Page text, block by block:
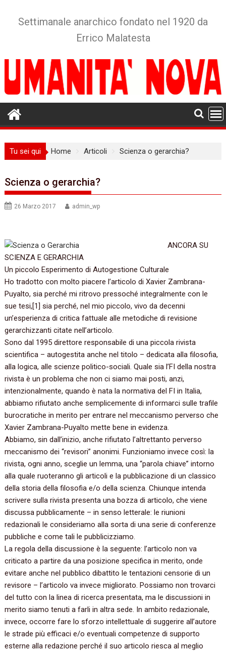
Settimanale anarchico fondato nel 1920 da
Errico Malatesta
Tu sei qui Home Articoli Scienza o gerarchia?
Scienza o gerarchia?
26 Marzo 2017 admin_wp
ANCORA SU
SCIENZA E GERARCHIA
Un piccolo Esperimento di Autogestione Culturale
Ho tradotto con molto piacere l’articolo di‭ ‬Xavier Zambrana-
Puyalto,‭ ‬sia perché mi ritrovo pressoché integralmente con le
sue tesi,‭[‬1‭] ‬sia perché,‭ ‬nel mio piccolo,‭ ‬vivo da decenni
un’esperienza di critica fattuale alle metodiche di revisione
gerarchizzanti citate nell’articolo.
Sono dal‭ ‬1995‭ ‬direttore responsabile di una piccola rivista
scientifica‭ – ‬autogestita anche nel titolo‭ – ‬dedicata alla filosofia,‭
‬alla logica,‭ ‬alle scienze politico-sociali.‭ ‬Quale sia l’FI della nostra
rivista è un problema che non ci siamo mai posti,‭ ‬anzi,‭
‬intenzionalmente,‭ ‬quando è nata la normativa del FI in Italia,‭
‬abbiamo‭ ‬rifiutato anche semplicemente di informarci sulle trafile
burocratiche in merito per entrare nel meccanismo perverso che
Xavier Zambrana-Puyalto mette bene in evidenza.
Abbiamo,‭ ‬sin dall’inizio,‭ ‬anche rifiutato l’altrettanto perverso
meccanismo dei‭ “‬revisori‭” ‬anonimi.‭ ‬Funzioniamo invece così:‭ ‬la
rivista,‭ ‬ogni anno,‭ ‬sceglie un lemma,‭ ‬una‭ “‬parola chiave‭” ‬intorno
alla quale ruoteranno gli articoli e la pubblicazione di un classico
della storia della filosofia e/o della scienza.‭ ‬Chiunque intenda
scrivere sulla rivista presenta una bozza di articolo,‭ ‬che viene
discussa pubblicamente‭ – ‬in senso letterale:‭ ‬le riunioni
redazionali le consideriamo alla sorta di una serie di conferenze
pubbliche e come tali le pubblicizziamo.
La regola della discussione è la seguente:‭ ‬l’articolo non va
criticato a partire da una posizione specifica in merito,‭ ‬onde
evitare anche nel pubblico dibattito le tentazioni censorie di un
revisore‭ – ‬l’articolo va invece migliorato.‭ ‬Possiamo non trovarci
del tutto con la linea di ricerca presentata,‭ ‬ma le discussioni in
merito siamo tenuti a farli in altra sede.‭ ‬In ambito redazionale,‭
‬invece,‭ ‬occorre fare lo sforzo intellettuale di suggerire all’autore
le strade più efficaci e/o eventuali competenze di supporto
esterne alla redazione perché il suo articolo riesca al meglio